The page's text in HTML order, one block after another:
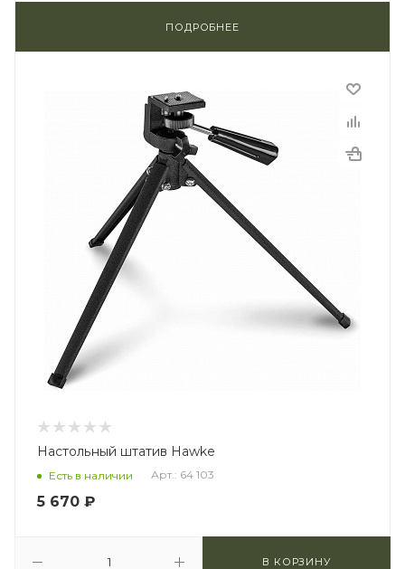
ПОДРОБНЕЕ
Настольный штатив Hawke
Есть в наличии Арт.: 64 103
5 670 ₽
В КОРЗИНУ